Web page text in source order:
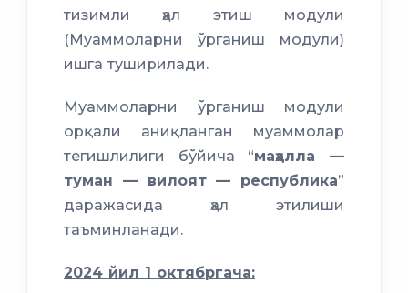
тизимли ҳал этиш модули
(Муаммоларни ўрганиш модули)
ишга туширилади.
Муаммоларни ўрганиш модули
орқали аниқланган муаммолар
тегишлилиги бўйича “маҳалла —
туман — вилоят — республика”
даражасида ҳал этилиши
таъминланади.
2024 йил 1 октябргача: